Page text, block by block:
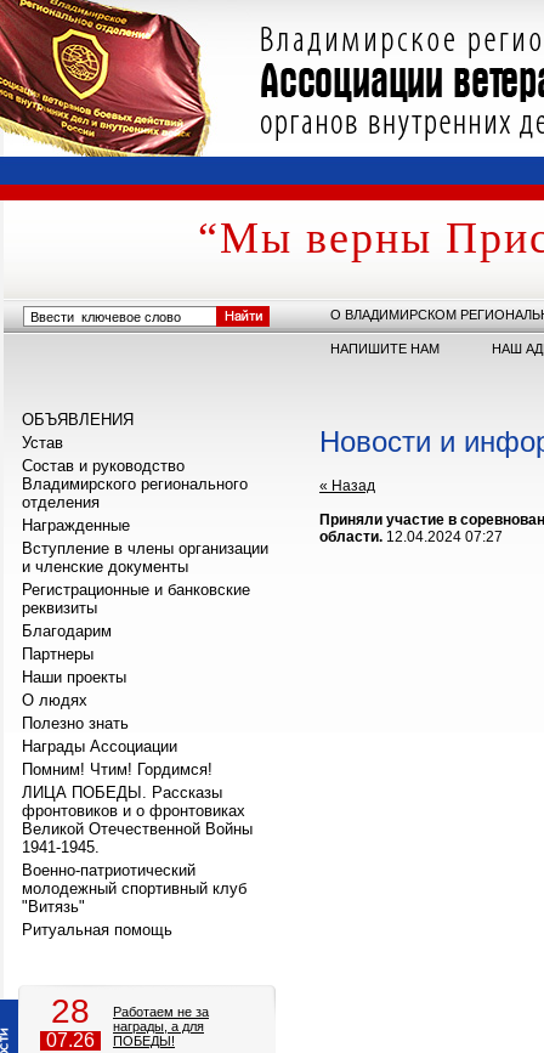
“Мы верны
О ВЛАДИМИРСКОМ
НАПИШИТЕ НАМ НАШ
ОБЪЯВЛЕНИЯ
Устав
Состав и руководство
Владимирского регионального
отделения
Награжденные
Вступление в члены организации
и членские документы
Регистрационные и банковские
реквизиты
Благодарим
Партнеры
Наши проекты
О людях
Полезно знать
Награды Ассоциации
Помним! Чтим! Гордимся!
ЛИЦА ПОБЕДЫ. Рассказы
фронтовиков и о фронтовиках
Великой Отечественной Войны
1941-1945.
Военно-патриотический
молодежный спортивный клуб
"Витязь"
Ритуальная помощь
28
07.26
Работаем не за
награды, а для
ПОБЕДЫ!
Новости и
« Назад
Приняли участие в
области. 12.04.2024 07:27